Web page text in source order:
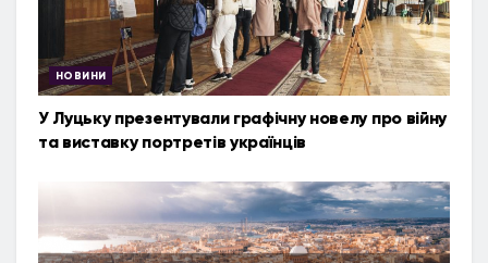
НОВИНИ
У Луцьку презентували графічну новелу про війну
та виставку портретів українців